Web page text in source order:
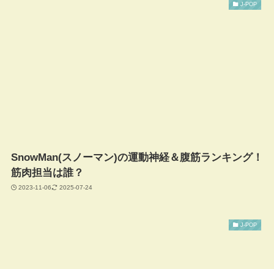
J-POP
SnowMan(スノーマン)の運動神経＆腹筋ランキング！
筋肉担当は誰？
2023-11-06 2025-07-24
J-POP